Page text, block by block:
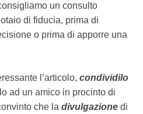
un consulto
di fiducia, prima di
o prima di apporre una
l’articolo, condividilo
ad un amico in procinto di
che la divulgazionedi